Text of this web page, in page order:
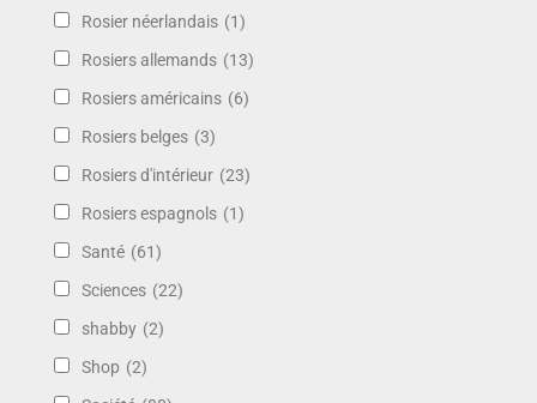
Rosier néerlandais (1)
Rosiers allemands (13)
Rosiers américains (6)
Rosiers belges (3)
Rosiers d'intérieur (23)
Rosiers espagnols (1)
Santé (61)
Sciences (22)
shabby (2)
Shop (2)